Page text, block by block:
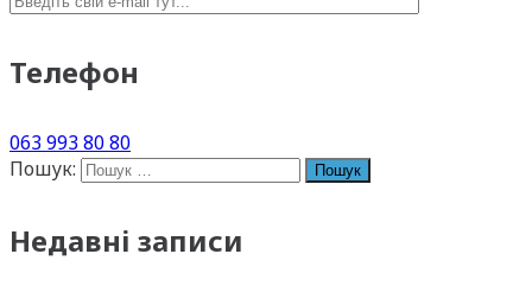
Телефон
063 993 80 80
Пошук:
Недавні записи